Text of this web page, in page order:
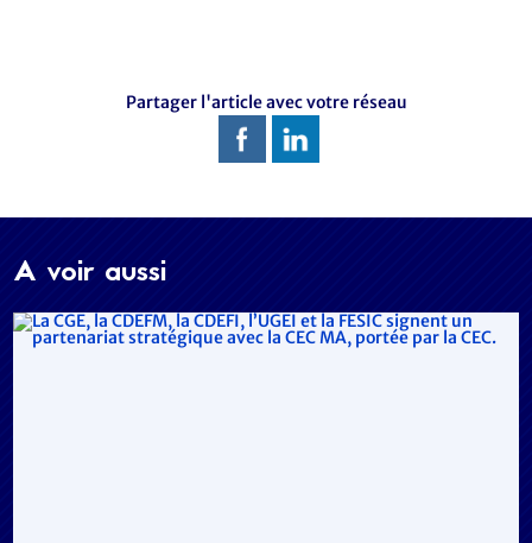
Partager l'article avec votre réseau
A voir aussi